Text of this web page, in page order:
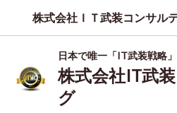
株式会社ＩＴ武装コンサル
日本で唯一「IT武装戦略
株式会社IT武
グ